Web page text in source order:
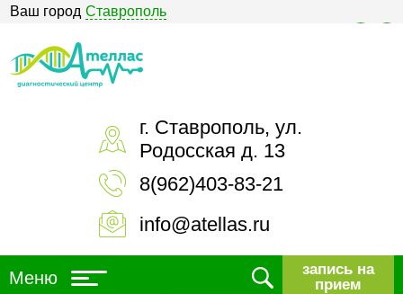
Ваш город Ставрополь
г. Ставрополь, ул.
Родосская д. 13
8(962)403-83-21
info@atellas.ru
Меню
запись на
прием